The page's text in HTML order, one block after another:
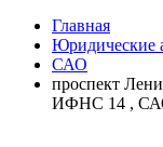
Главная
Юридические
САО
проспект
ИФНС 14 ,